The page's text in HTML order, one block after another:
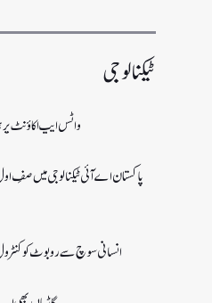
ٹیکنالوجی
واٹس ایپ اکاؤنٹ
پاکستان اے آئی ٹیکنالوجی میں صفِ
انسانی سوچ سے روبوٹ کو